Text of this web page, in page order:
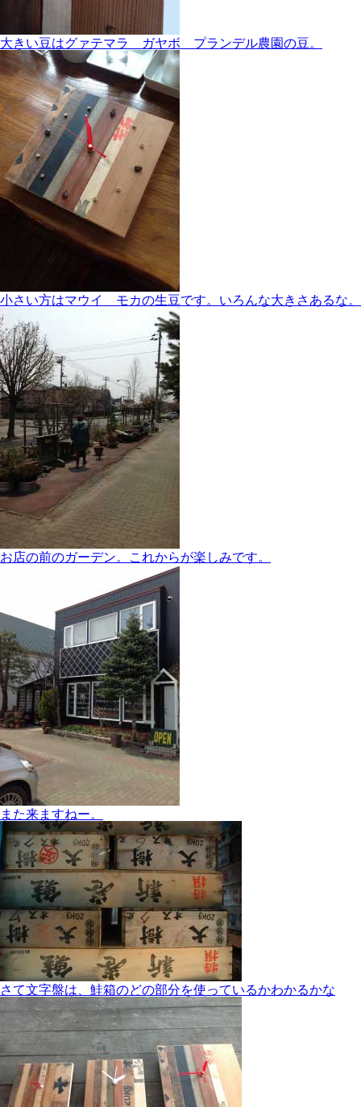
大きい豆はグァテマラ ガヤボ プランデル農園の豆。
小さい方はマウイ モカの生豆です。いろんな大きさあるな。
お店の前のガーデン。これからが楽しみです。
また来ますねー。
さて文字盤は、鮭箱のどの部分を使っているかわかるかな